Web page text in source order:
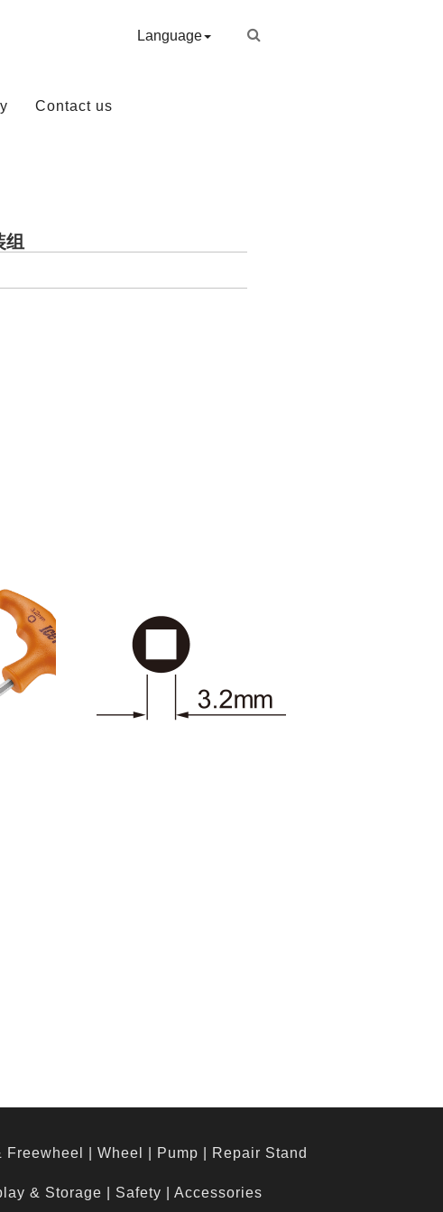
Language
Contact us
Freewheel Wheel Pump Repair Stand
& Storage Safety Accessories